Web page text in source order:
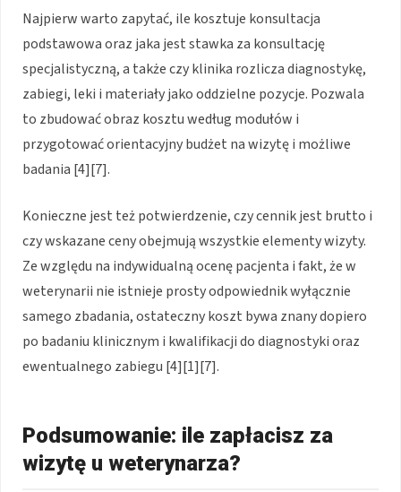
Najpierw warto zapytać, ile kosztuje konsultacja
podstawowa oraz jaka jest stawka za konsultację
specjalistyczną, a także czy klinika rozlicza diagnostykę,
zabiegi, leki i materiały jako oddzielne pozycje. Pozwala
to zbudować obraz kosztu według modułów i
przygotować orientacyjny budżet na wizytę i możliwe
badania [4][7].
Konieczne jest też potwierdzenie, czy cennik jest brutto i
czy wskazane ceny obejmują wszystkie elementy wizyty.
Ze względu na indywidualną ocenę pacjenta i fakt, że w
weterynarii nie istnieje prosty odpowiednik wyłącznie
samego zbadania, ostateczny koszt bywa znany dopiero
po badaniu klinicznym i kwalifikacji do diagnostyki oraz
ewentualnego zabiegu [4][1][7].
Podsumowanie: ile zapłacisz za
wizytę u weterynarza?